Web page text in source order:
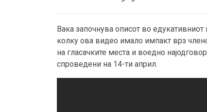
Вака започнува описот во
колку ова видео имало импакт врз
на гласачките места и воедно
спроведени на 14-ти април.